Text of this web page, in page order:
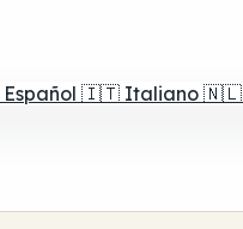
Español 🇮🇹 Italiano 🇳🇱